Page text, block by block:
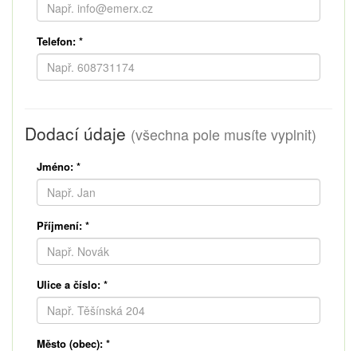
Telefon: *
Dodací údaje (všechna pole musíte vyplnit)
Jméno: *
Příjmení: *
Ulice a číslo: *
Město (obec): *